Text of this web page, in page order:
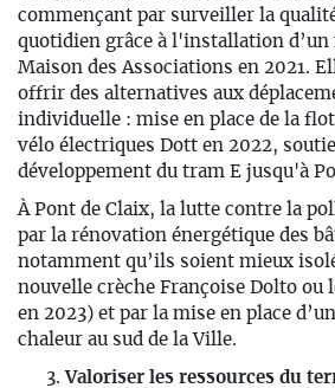
commençant par surveiller la
quotidien grâce à l'installation
Maison des Associations en 2021.
offrir des alternatives aux
individuelle : mise en place de la
vélo électriques Dott en 2022,
développement du tram E jusqu'à
À Pont de Claix, la lutte contre la
par la rénovation énergétique des
notamment qu’ils soient mieux
nouvelle crèche Françoise Dolto ou
en 2023) et par la mise en place
chaleur au sud de la Ville.
Valoriser les ressources du